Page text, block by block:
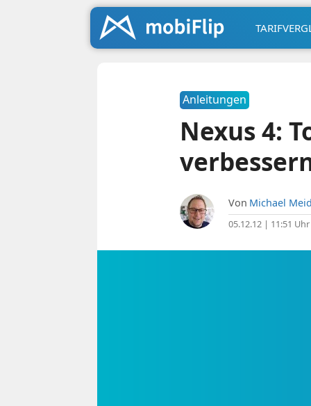
Anleitungen
Nexus 4:
Von Michael
05.12.12 | 11:51 Uhr